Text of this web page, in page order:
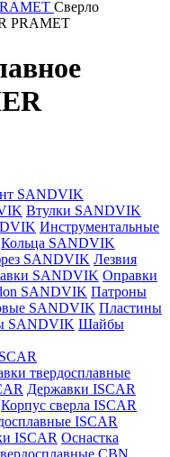
Сверло
PRAMET
SANDVIK
Втулки SANDVIK
Инструментальные
Кольца SANDVIK
SANDVIK Лезвия
SANDVIK Оправки
SANDVIK Патроны
SANDVIK Пластины
SANDVIK Шайбы
твердосплавные
Державки ISCAR
Корпус сверла ISCAR
ISCAR
ISCAR Оснастка